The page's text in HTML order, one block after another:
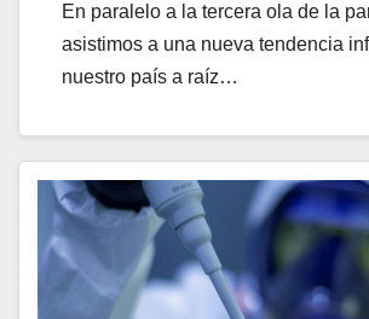
En paralelo a la tercera ola de la
asistimos a una nueva tendencia
nuestro país a raíz…